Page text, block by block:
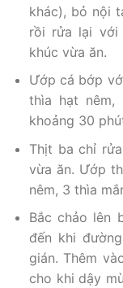
khác), bỏ nội
rồi rửa lại với
khúc vừa ăn.
Ướp cá bớp
thìa hạt
khoảng 30
Thịt ba chỉ
vừa ăn. Ướp
nêm, 3 thìa
Bắc chảo lên
đến khi
gián. Thêm
cho khi dậy